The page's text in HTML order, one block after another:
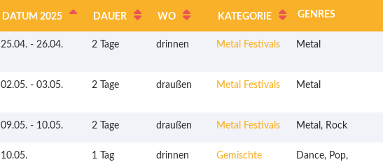
DATUM 2025 DAUER WO KATEGORIE GENRES
25.04. - 26.04. 2 Tage drinnen Metal Festivals Metal
02.05. - 03.05. 2 Tage draußen Metal Festivals Metal
09.05. - 10.05. 2 Tage draußen Metal Festivals Metal, Rock
10.05. 1 Tag drinnen
Gemischte
Dance, Pop,